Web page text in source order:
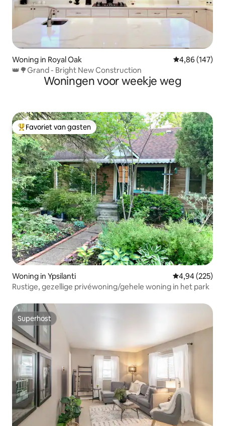
Woning in Royal Oak Gemiddelde
4,86 (147)
👑🌳Grand - Bright New Construction
Woningen voor weekje weg
Topfavoriet van gasten
Favoriet van gasten
Woning in Ypsilanti Gemiddelde
4,94 (225)
Rustige, gezellige privéwoning/gehele woning in het park
Superhost
Superhost